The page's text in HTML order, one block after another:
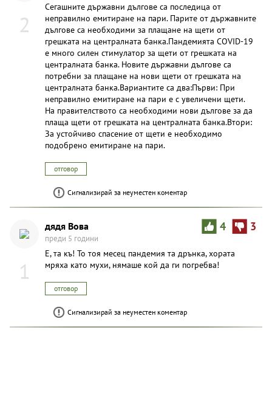
2
Сегашните държавни дългове са последица от
неправилно емитиране на пари. Парите от държавните
дългове са необходими за плащане на щети от
грешката на централната банка.Пандемията COVID-19
е много силен стимулатор за щети от грешката на
централната банка. Новите държавни дългове са
потребни за плащане на нови щети от грешката на
централната банка.Вариантите са два:Първи: При
неправилно емитиране на пари е с увеличени щети.
На правителството са необходими нови дългове за да
плаща щети от грешката на централната банка.Втори:
За устойчиво спасение от щети е необходимо
подобрено емитиране на пари.
отговор
Сигнализирай за неуместен коментар
1
4 3
дядя Вова
преди 5 години
E, та къ! То тоя месец пандемия та дрънка, хората
мряха като мухи, нямаше кой да ги погребва!
отговор
Сигнализирай за неуместен коментар